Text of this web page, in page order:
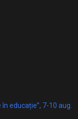
educație”, 7-10 aug.